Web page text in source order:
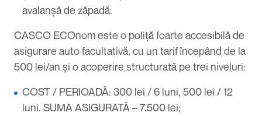
avalanșă de zăpadă.
CASCO ECOnom este o poliță foarte accesibilă de
asigurare auto facultativă, cu un tarif începând de la
500 lei/an și o acoperire structurată pe trei niveluri:
COST / PERIOADĂ: 300 lei / 6 luni, 500 lei / 12
luni. SUMA ASIGURATĂ – 7.500 lei;